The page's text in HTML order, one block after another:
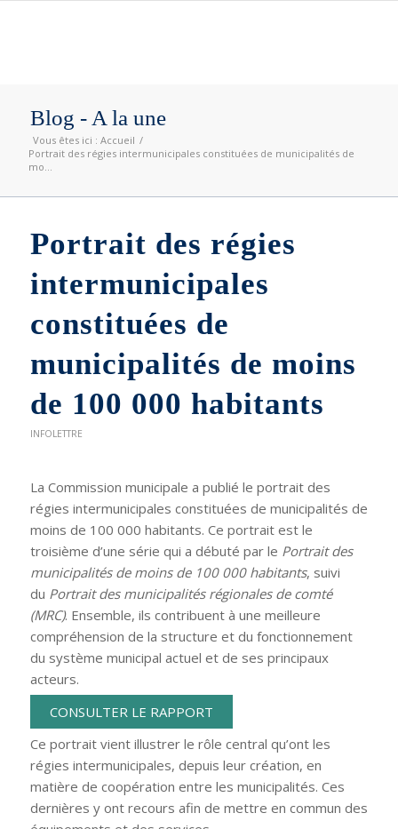
Blog - A la une
Vous êtes ici : Accueil /
Portrait des régies intermunicipales constituées de municipalités de
mo...
Portrait des régies
intermunicipales
constituées de
municipalités de moins
de 100 000 habitants
INFOLETTRE
La Commission municipale a publié le portrait des
régies intermunicipales constituées de municipalités de
moins de 100 000 habitants. Ce portrait est le
troisième d’une série qui a débuté par le Portrait des
municipalités de moins de 100 000 habitants, suivi
du Portrait des municipalités régionales de comté
(MRC). Ensemble, ils contribuent à une meilleure
compréhension de la structure et du fonctionnement
du système municipal actuel et de ses principaux
acteurs.
CONSULTER LE RAPPORT
Ce portrait vient illustrer le rôle central qu’ont les
régies intermunicipales, depuis leur création, en
matière de coopération entre les municipalités. Ces
dernières y ont recours afin de mettre en commun des